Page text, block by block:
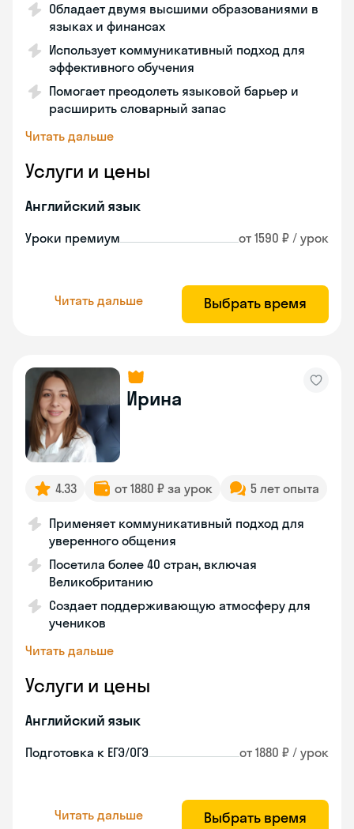
Обладает двумя высшими образованиями в
языках и финансах
Использует коммуникативный подход для
эффективного обучения
Помогает преодолеть языковой барьер и
расширить словарный запас
Читать дальше
Услуги и цены
Английский язык
Уроки премиум от 1590 ₽ / урок
Читать дальше Выбрать время
Ирина
4.33 от 1880 ₽ за урок 5 лет опыта
Применяет коммуникативный подход для
уверенного общения
Посетила более 40 стран, включая
Великобританию
Создает поддерживающую атмосферу для
учеников
Читать дальше
Услуги и цены
Английский язык
Подготовка к ЕГЭ/ОГЭ от 1880 ₽ / урок
Читать дальше Выбрать время